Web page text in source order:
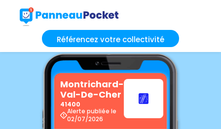
Référencez votre collectivité
Montrichard-
Val-De-Cher
41400
Alerte publiée le
02/07/2026